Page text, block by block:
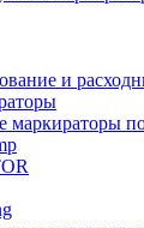
и
маркираторы